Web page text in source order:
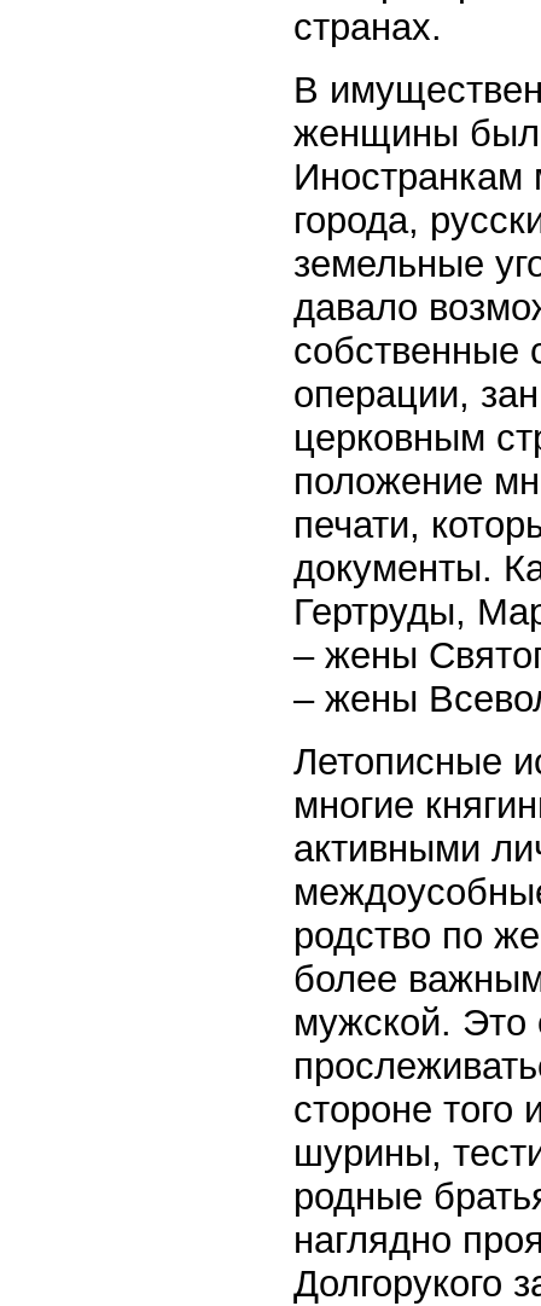
странах.
В
женщины
города,
земельные
давало
собственные
операции,
церковным
положение
печати,
документы.
Гертруды,
– жены
– жены
Летописные
многие
активными
родство по
более
мужской. Это
стороне того
шурины,
родные
наглядно
Долгорукого